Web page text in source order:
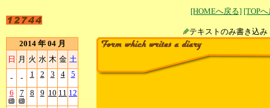
[HOMEへ戻る] [TOP
テキストのみ書
2014 年 04 月
日 月 火 水 木 金 土
- - 1 2 3 4 5
6 7 8 9 10 11 12